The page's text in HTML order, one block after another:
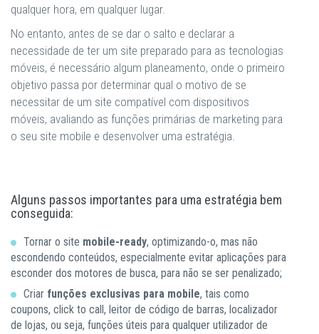
qualquer hora, em qualquer lugar.
No entanto, antes de se dar o salto e declarar a
necessidade de ter um site preparado para as tecnologias
móveis, é necessário algum planeamento, onde o primeiro
objetivo passa por determinar qual o motivo de se
necessitar de um site compatível com dispositivos
móveis, avaliando as funções primárias de marketing para
o seu site mobile e desenvolver uma estratégia.
Alguns passos importantes para uma estratégia bem
conseguida:
Tornar o site mobile-ready, optimizando-o, mas não
escondendo conteúdos, especialmente evitar aplicações para
esconder dos motores de busca, para não se ser penalizado;
Criar funções exclusivas para mobile, tais como
coupons, click to call, leitor de código de barras, localizador
de lojas, ou seja, funções úteis para qualquer utilizador de